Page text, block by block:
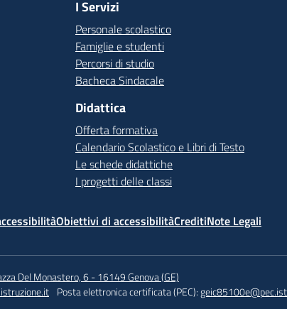
I Servizi
Personale scolastico
Famiglie e studenti
Percorsi di studio
Bacheca Sindacale
Didattica
Offerta formativa
Calendario Scolastico e Libri di Testo
Le schede didattiche
I progetti delle classi
Obiettivi di accessibilitàCreditiNote Legali
Del Monastero, 6 - 16149 Genova (GE)
Posta elettronica certificata (PEC):